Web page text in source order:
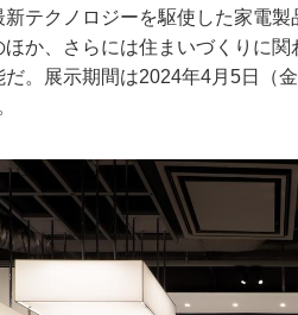
新テクノロジーを駆使した家電
ほか、さらには住まいづくりに
。展示期間は2024年4月5日（